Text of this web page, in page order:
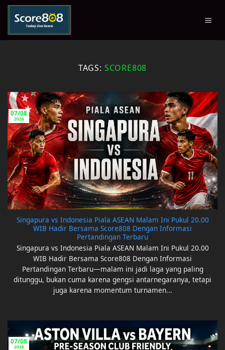
Skip
content
TAGS: SCORE808
Singapura vs Indonesia Piala ASEAN Malam Ini Pukul 20.00
WIB Hadir Bersama Score808 Dengan Informasi
Pertandingan Terbaru
Singapura vs Indonesia Piala ASEAN Malam Ini Pukul 20.00
WIB Hadir Bersama Score808 Dengan Informasi
Pertandingan Terbaru—malam ini jadi laga yang paling
ditunggu, bukan cuma karena gengsi antarnegaranya, tetapi
juga karena momentum turnamen...
07/08
2026
07/08
2026